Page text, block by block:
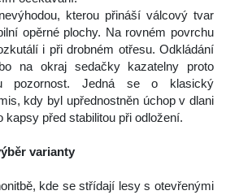
kterou přináší válcový tvar
opěrné plochy. Na rovném povrchu
i při drobném otřesu. Odkládání
na okraj sedačky kazatelny proto
pozornost. Jedná se o klasický
kdy byl upřednostněn úchop v dlani
kapsy před stabilitou při odložení.
varianty
kde se střídají lesy s otevřenými